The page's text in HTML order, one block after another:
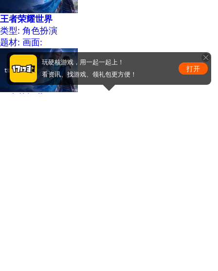
王者荣耀世界
类型: 角色扮演
题材: 画面:
玩硬核游戏，用一起一起上！
看资讯、找游戏、领礼包更方便！
打开